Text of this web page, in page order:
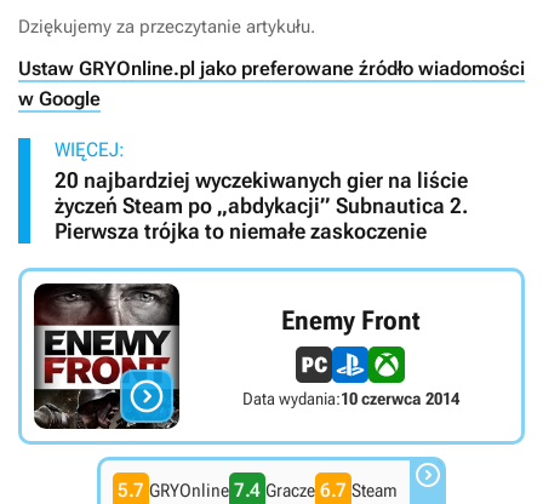
Dziękujemy za przeczytanie artykułu.
Ustaw GRYOnline.pl jako preferowane źródło wiadomości
w Google
WIĘCEJ:
20 najbardziej wyczekiwanych gier na liście
życzeń Steam po „abdykacji” Subnautica 2.
Pierwsza trójka to niemałe zaskoczenie

Enemy Front
Data wydania:10 czerwca 2014
5.7 GRYOnline 7.4 Gracze 6.7 Steam 